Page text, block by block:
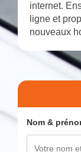
internet.
ligne et
nouveaux
Nom &